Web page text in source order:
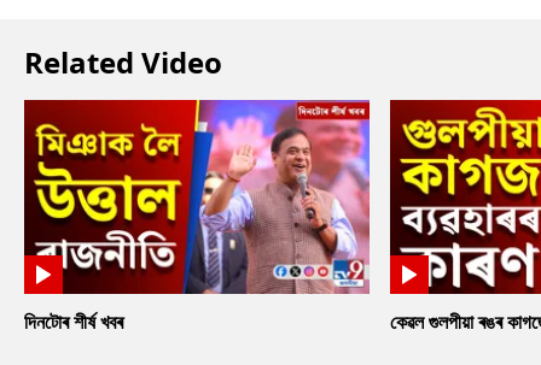
Related Video
দিনটোৰ শীৰ্ষ খবৰ কেৱল গুলপীয়া ৰঙৰ